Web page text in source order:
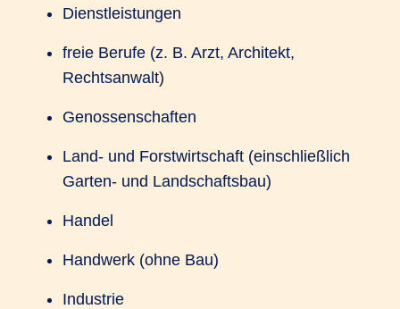
Dienstleistungen
freie Berufe (z. B. Arzt, Architekt,
Rechtsanwalt)
Genossenschaften
Land- und Forstwirtschaft (einschließlich
Garten- und Landschaftsbau)
Handel
Handwerk (ohne Bau)
Industrie